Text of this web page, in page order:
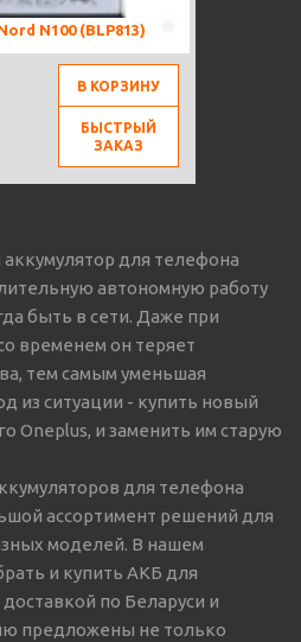
N100 (BLP813)
В КОРЗИНУ
БЫСТРЫЙ
ЗАКАЗ
для телефона
автономную работу
быть в сети. Даже при
временем он теряет
тем самым уменьшая
из ситуации - купить новый
Oneplus, и заменить им старую
для телефона
ассортимент решений для
моделей. В нашем
и купить АКБ для
по Беларуси и
предложены не только